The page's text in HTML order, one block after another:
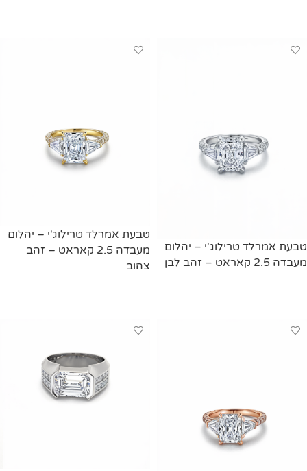
טבעת אמרלד טרילוג'י – יהלום
מעבדה 2.5 קאראט – זהב לבן
טבעת אמרלד טרילוג'י – יהלום
מעבדה 2.5 קאראט – זהב
צהוב